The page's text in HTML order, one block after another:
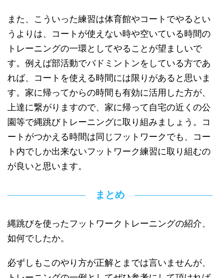
また、こういった練習は体育館やコートでやるとい
うよりは、コートが使えない時や空いている時間の
トレーニングの一環としてやることが望ましいで
す。例えば部活動でバドミントンをしている方であ
れば、コートを使える時間には限りがあると思いま
す。家に帰ってからの時間も有効に活用した方が、
上達に繋がりますので、家に帰って自宅の近くの公
園等で縄跳びトレーニングに取り組みましょう。コ
ートがつかえる時間は同じフットワークでも、コー
ト内でしか出来ないフットワーク練習に取り組むの
が良いと思います。
まとめ
縄跳びを使ったフットワークトレーニングの紹介、
如何でしたか。
必ずしもこのやり方が正解とまでは言いませんが、